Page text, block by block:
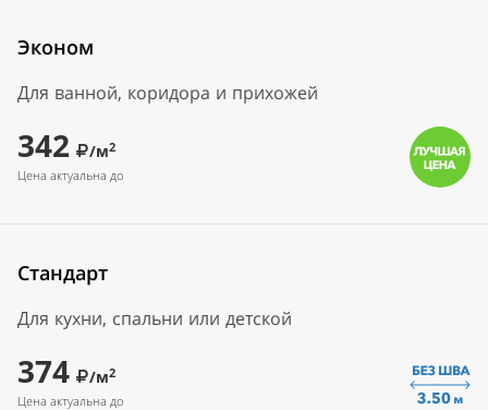
Эконом
Для ванной, коридора и прихожей
342 /м2
Цена актуальна до
Стандарт
Для кухни, спальни или детской
374 /м2
Цена актуальна до